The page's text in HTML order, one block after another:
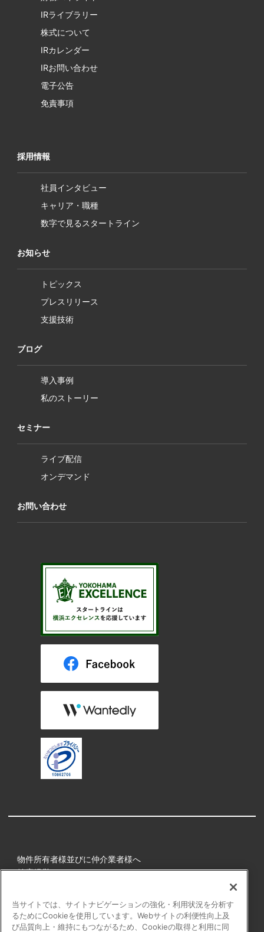
IRライブラリー
株式について
IRカレンダー
IRお問い合わせ
電子公告
免責事項
採用情報
社員インタビュー
キャリア・職種
数字で見るスタートライン
お知らせ
トピックス
プレスリリース
支援技術
ブログ
導入事例
私のストーリー
セミナー
ライブ配信
オンデマンド
お問い合わせ
物件所有者様並びに仲介業者様へ
健康経営
プライバシーポリシー
当サイトでは、サイトナビゲーションの強化・利用状況を分析す
るためにCookieを使用しています。Webサイトの利便性向上及
び品質向上・維持にもつながるため、Cookieの取得と利用に同